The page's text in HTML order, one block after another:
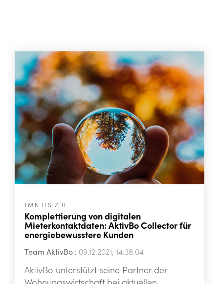
1 MIN. LESEZEIT
Komplettierung von digitalen
Mieterkontaktdaten: AktivBo Collector für
energiebewusstere Kunden
Team AktivBo : 09.12.2021, 14:38:04
AktivBo unterstützt seine Partner der